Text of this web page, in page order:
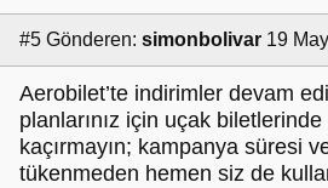
#5 Gönderen: simonbolivar 19
Aerobilet’te indirimler devam
planlarınız için uçak
kaçırmayın; kampanya süresi
tükenmeden hemen siz de